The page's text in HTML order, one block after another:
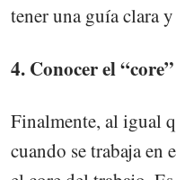
tener una guía clara
4. Conocer el
Finalmente, al igual
cuando se trabaja en